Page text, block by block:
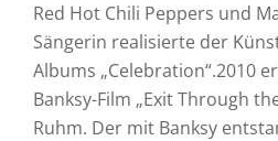
Red Hot Chili Peppers und
Sängerin realisierte der
Albums „Celebration“.2010
Banksy-Film „Exit Through
Ruhm. Der mit Banksy